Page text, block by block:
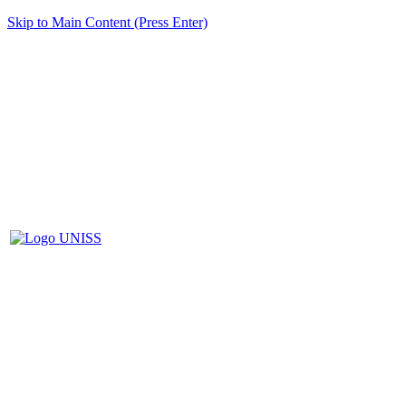
Skip to Main Content (Press Enter)